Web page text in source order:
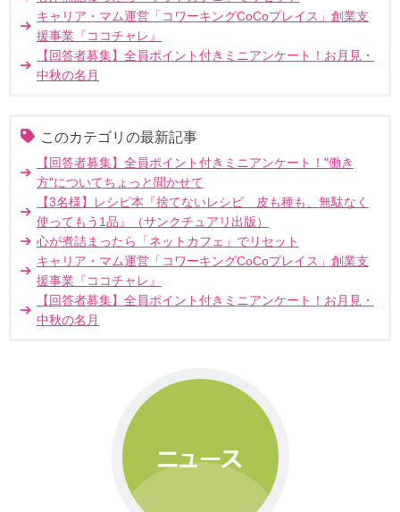
キャリア・マム運営「コワーキングCoCoプレイス」創業支
援事業『ココチャレ』
【回答者募集】全員ポイント付きミニアンケート！お月見・
中秋の名月
このカテゴリの最新記事
【回答者募集】全員ポイント付きミニアンケート！"働き
方"についてちょっと聞かせて
【3名様】レシピ本『捨てないレシピ 皮も種も、無駄なく
使ってもう1品』（サンクチュアリ出版）
心が煮詰まったら「ネットカフェ」でリセット
キャリア・マム運営「コワーキングCoCoプレイス」創業支
援事業『ココチャレ』
【回答者募集】全員ポイント付きミニアンケート！お月見・
中秋の名月